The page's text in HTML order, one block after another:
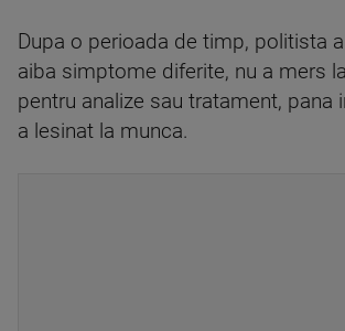
Dupa o perioada de timp, politista
aiba simptome diferite, nu a mers
pentru analize sau tratament, pana
a lesinat la munca.